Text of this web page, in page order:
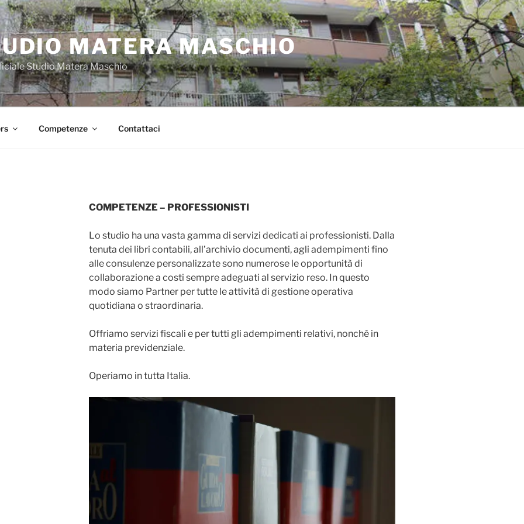
MATERA MASCHIO
Studio Matera Maschio
Competenze Contattaci
COMPETENZE – PROFESSIONISTI
Lo studio ha una vasta gamma di servizi dedicati ai professionisti. Dalla
tenuta dei libri contabili, all’archivio documenti, agli adempimenti fino
alle consulenze personalizzate sono numerose le opportunità di
collaborazione a costi sempre adeguati al servizio reso. In questo
modo siamo Partner per tutte le attività di gestione operativa
quotidiana o straordinaria.
Offriamo servizi fiscali e per tutti gli adempimenti relativi, nonché in
materia previdenziale.
Operiamo in tutta Italia.